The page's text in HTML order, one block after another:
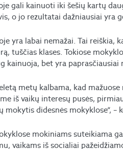
gali kainuoti iki šešių kartų
o jo rezultatai dažniausiai yra
yra labai nemažai. Tai reiškia,
tuščias klases. Tokiose
kainuoja, bet yra paprasčiausiai
metų kalbama, kad
iš vaikų interesų pusės,
mokytis didesnės mokyklose“, –
mokiniams suteikiama
vaikams iš socialiai